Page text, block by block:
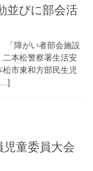
並びに部会活
「障がい者部会施設
本松警察署生活安
市東和方部民生児
児童委員大会